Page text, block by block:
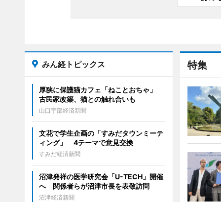
特集
みん経トピックス
厚狭に保護猫カフェ「ねことおちゃ」
古民家改築、猫との触れ合いも
山口宇部経済新聞
文花で学生企画の「すみだタウンミーテ
ィング」 4テーマで意見交換
すみだ経済新聞
沼津発祥の医学研究会「U-TECH」開催
へ 関係者らが沼津市長を表敬訪問
沼津経済新聞